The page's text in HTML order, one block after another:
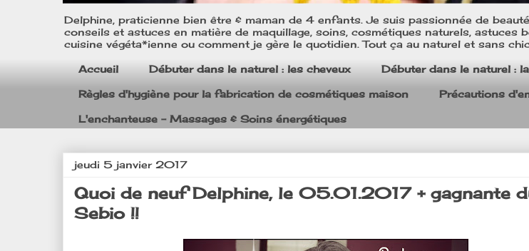
Delphine, praticienne bien être & maman de 4 enfants. Je suis passionnée de
conseils et astuces en matière de maquillage, soins, cosmétiques naturels, astuces
cuisine végéta*ienne ou comment je gère le quotidien. Tout ça au naturel et sans
Accueil Débuter dans le naturel : les cheveux Débuter dans le naturel :
Règles d'hygiène pour la fabrication de cosmétiques maison Précautions
L'enchanteuse - Massages & Soins énergétiques
jeudi 5 janvier 2017
Quoi de neuf Delphine, le 05.01.2017 + gagnante
Sebio !!